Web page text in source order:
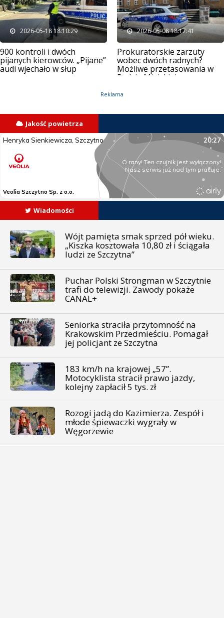
2026-05-18 18:10:29
900 kontroli i dwóch
pijanych kierowców. „Pijane”
audi wjechało w słup
2026-05-08 18:17:41
Prokuratorskie zarzuty
wobec dwóch radnych?
Możliwe przetasowania w
Radzie Miejskiej
Reklama
Jakość powietrza
Wiadomości
Wójt pamięta smak sprzed pół wieku.
„Kiszka kosztowała 10,80 zł i ściągała
ludzi ze Szczytna”
Puchar Polski Strongman w Szczytnie
trafi do telewizji. Zawody pokaże
CANAL+
Seniorka straciła przytomność na
Krakowskim Przedmieściu. Pomagał
jej policjant ze Szczytna
183 km/h na krajowej „57”.
Motocyklista stracił prawo jazdy,
kolejny zapłacił 5 tys. zł
Rozogi jadą do Kazimierza. Zespół i
młode śpiewaczki wygrały w
Węgorzewie